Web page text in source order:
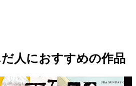
人におすすめの作品